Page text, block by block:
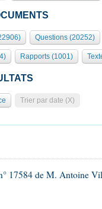
Questions (20252)
Rapports (1001)
Trier par date (X)
17584 de M. Antoine